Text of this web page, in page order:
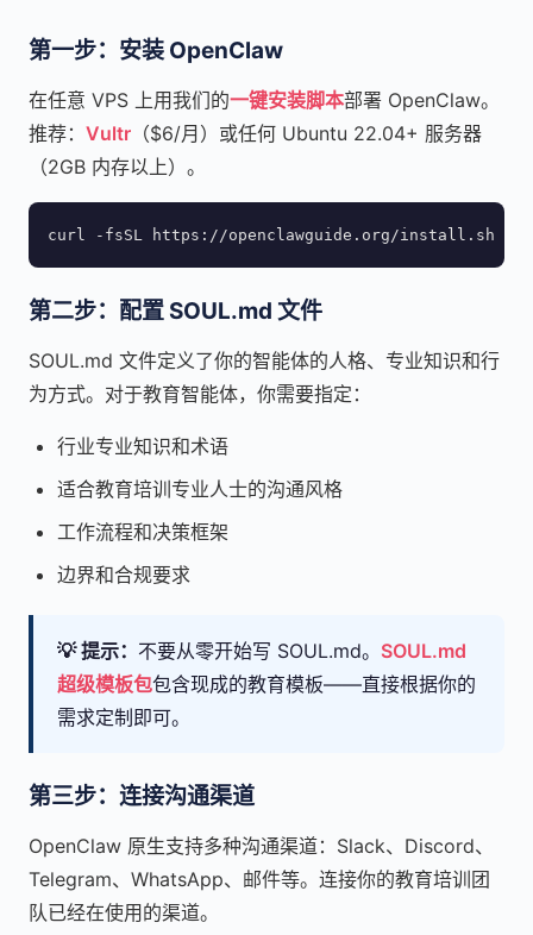
第一步：安装 OpenClaw
在任意 VPS 上用我们的一键安装脚本部署 OpenClaw。
推荐： Vultr （$6/月）或任何 Ubuntu 22.04+ 服务器
（2GB 内存以上）。
curl -fsSL https://openclawguide.org/install.sh |
第二步：配置 SOUL.md 文件
SOUL.md 文件定义了你的智能体的人格、专业知识和行
为方式。对于教育智能体，你需要指定：
行业专业知识和术语
适合教育培训专业人士的沟通风格
工作流程和决策框架
边界和合规要求
💡 提示： 不要从零开始写 SOUL.md。 SOUL.md
超级模板包包含现成的教育模板——直接根据你的
需求定制即可。
第三步：连接沟通渠道
OpenClaw 原生支持多种沟通渠道：Slack、Discord、
Telegram、WhatsApp、邮件等。连接你的教育培训团
队已经在使用的渠道。